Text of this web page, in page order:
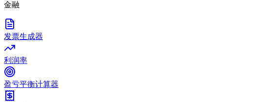
金融
发票生成器
利润率
盈亏平衡计算器